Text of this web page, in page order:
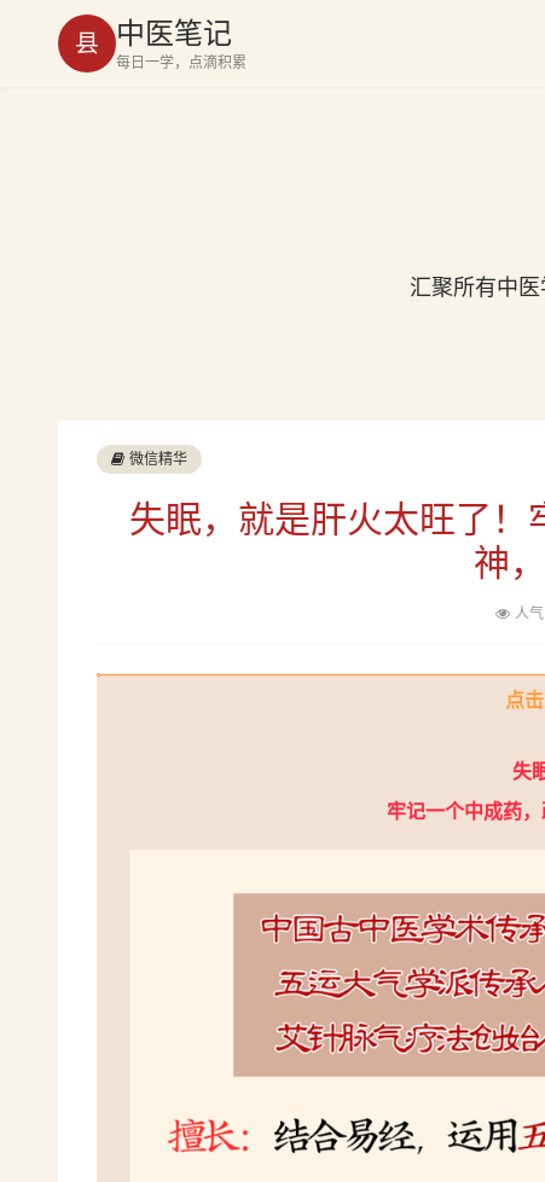
县 中医笔记
每日一学，点滴积累
汇聚所有中
微信精华
失眠，就是肝火太旺了！
神
人
点击
失
牢记一个中成药